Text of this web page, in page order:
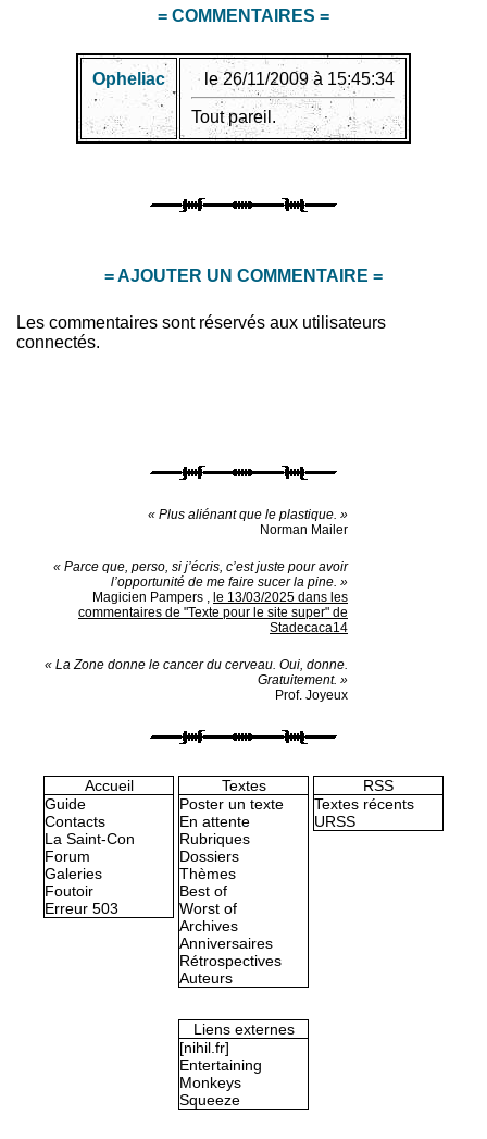
= COMMENTAIRES =
Opheliac le 26/11/2009 à 15:45:34
Tout pareil.
= AJOUTER UN COMMENTAIRE =
Les commentaires sont réservés aux utilisateurs
connectés.
« Plus aliénant que le plastique. »
Norman Mailer
« Parce que, perso, si j’écris, c’est juste pour avoir
l’opportunité de me faire sucer la pine. »
Magicien Pampers , le 13/03/2025 dans les
commentaires de "Texte pour le site super" de
Stadecaca14
« La Zone donne le cancer du cerveau. Oui, donne.
Gratuitement. »
Prof. Joyeux
Accueil
Guide
Contacts
La Saint-Con
Forum
Galeries
Foutoir
Erreur 503
Textes
Poster un texte
En attente
Rubriques
Dossiers
Thèmes
Best of
Worst of
Archives
Anniversaires
Rétrospectives
Auteurs
RSS
Textes récents
URSS
Liens externes
[nihil.fr]
Entertaining
Monkeys
Squeeze